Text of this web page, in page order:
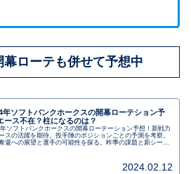
ローテも併せて予想中
年ソフトバンクホークスの開幕ローテション予
ース不在？柱になるのは？
ソフトバンクホークスの開幕ローテーション予想！新戦力
スの活躍を期待。投手陣のポジションごとの予測を考察。
還への展望と選手の可能性を探る。昨季の課題と新シーズ
2024.02.12